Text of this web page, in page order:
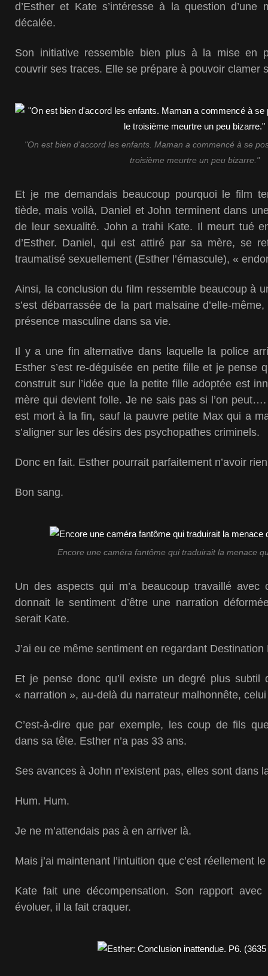
d’Esther et Kate s’intéresse à la question d’une
décalée.
Son initiative ressemble bien plus à la mise en
couvrir ses traces. Elle se prépare à pouvoir clamer
"On est bien d'accord les enfants. Maman a commencé à se
troisième meurtre un peu bizarre."
Et je me demandais beaucoup pourquoi le film
tiède, mais voilà, Daniel et John terminent dans
de leur sexualité. John a trahi Kate. Il meurt tué
d’Esther. Daniel, qui est attiré par sa mère, se
traumatisé sexuellement (Esther l’émascule), «
Ainsi, la conclusion du film ressemble beaucoup à
s’est débarrassée de la part malsaine d’elle-
présence masculine dans sa vie.
Il y a une fin alternative dans laquelle la police
Esther s’est re-déguisée en petite fille et je pense
construit sur l’idée que la petite fille adoptée est
mère qui devient folle. Je ne sais pas si l’on
est mort à la fin, sauf la pauvre petite Max qui a
s’aligner sur les désirs des psychopathes criminels.
Donc en fait. Esther pourrait parfaitement n’avoir
Bon sang.
Encore une caméra fantôme qui traduirait la menace
Un des aspects qui m’a beaucoup travaillé avec
donnait le sentiment d’être une narration
serait Kate.
J’ai eu ce même sentiment en regardant
Et je pense donc qu’il existe un degré plus subtil
« narration », au-delà du narrateur malhonnête,
C’est-à-dire que par exemple, les coup de fils
dans sa tête. Esther n’a pas 33 ans.
Ses avances à John n’existent pas, elles sont dans
Hum. Hum.
Je ne m’attendais pas à en arriver là.
Mais j’ai maintenant l’intuition que c’est réellement
Kate fait une décompensation. Son rapport
évoluer, il la fait craquer.